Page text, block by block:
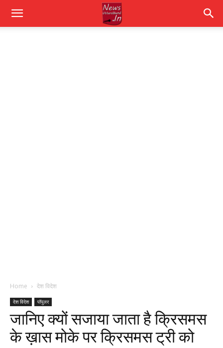
Home देश विदेश
देश विदेश पॉपुलर
जानिए क्यों सजाया जाता है क्रिसमस
के ख़ास मोके पर क्रिसमस ट्री को